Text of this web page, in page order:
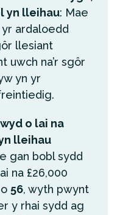
yn lleihau: Mae
yr ardaloedd
llesiant
uwch na’r sgôr
yn yr
o lai na
lleihau
gan bobl sydd
na £26,000
56, wyth pwynt
y rhai sydd ag